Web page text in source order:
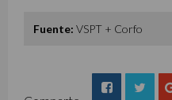
Fuente: VSPT + Corfo